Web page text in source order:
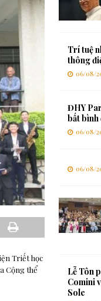
Triết học
Cộng thể
Trí tuệ
thông
06/08/
ĐHY
bất bình
06/08/
06/08/
Lễ Tôn
Comini
Sole